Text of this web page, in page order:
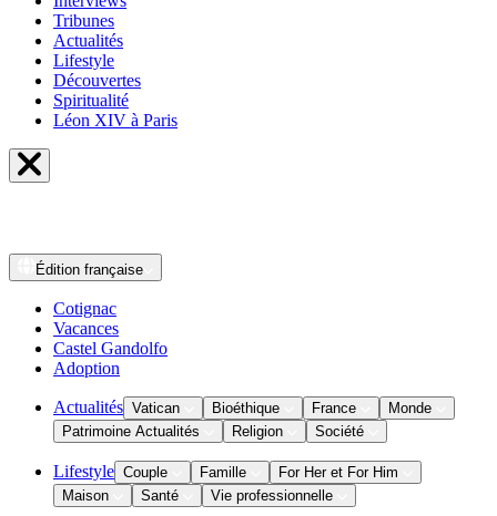
Tribunes
Actualités
Lifestyle
Découvertes
Spiritualité
Léon XIV à Paris
Édition française
Cotignac
Vacances
Castel Gandolfo
Adoption
Actualités Vatican Bioéthique France
Monde
Patrimoine Actualités
Religion Société
Lifestyle Couple Famille
For Her et For Him
Maison
Santé Vie professionnelle